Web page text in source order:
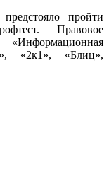
пройти
Правовое
«2к1», «Блиц»,